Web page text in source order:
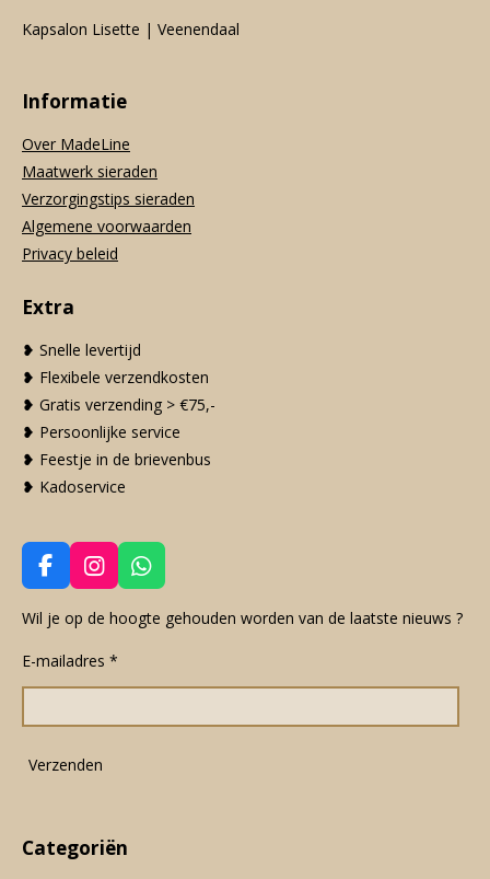
Kapsalon Lisette | Veenendaal
Informatie
Over MadeLine
Maatwerk sieraden
Verzorgingstips sieraden
Algemene voorwaarden
Privacy beleid
Extra
❥ Snelle levertijd
❥ Flexibele verzendkosten
❥ Gratis verzending > €75,-
❥ Persoonlijke service
❥ Feestje in de brievenbus
❥ Kadoservice
F
a
c
b
o
k
I
n
s
a
g
a
m
W
h
a
A
p
Wil je op de hoogte gehouden worden van de laatste nieuws ?
E-mailadres *
Verzenden
Categoriën